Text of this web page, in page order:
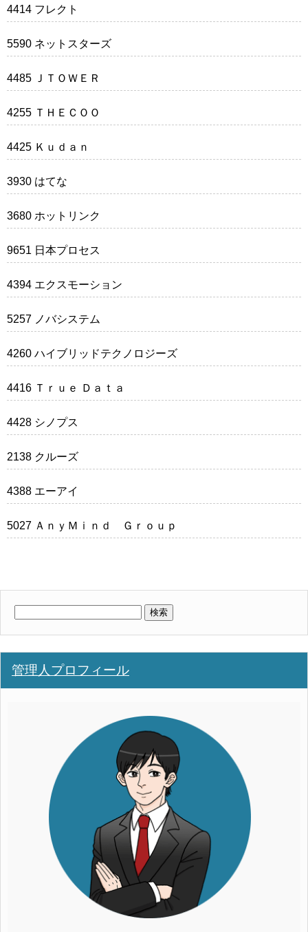
4414 フレクト
5590 ネットスターズ
4485 ＪＴＯＷＥＲ
4255 ＴＨＥＣＯＯ
4425 Ｋｕｄａｎ
3930 はてな
3680 ホットリンク
9651 日本プロセス
4394 エクスモーション
5257 ノバシステム
4260 ハイブリッドテクノロジーズ
4416 Ｔｒｕｅ Ｄａｔａ
4428 シノプス
2138 クルーズ
4388 エーアイ
5027 ＡｎｙＭｉｎｄ Ｇｒｏｕｐ
管理人プロフィール